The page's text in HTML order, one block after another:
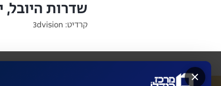
שדרות היובל,
קרדיט: 3dvision
×